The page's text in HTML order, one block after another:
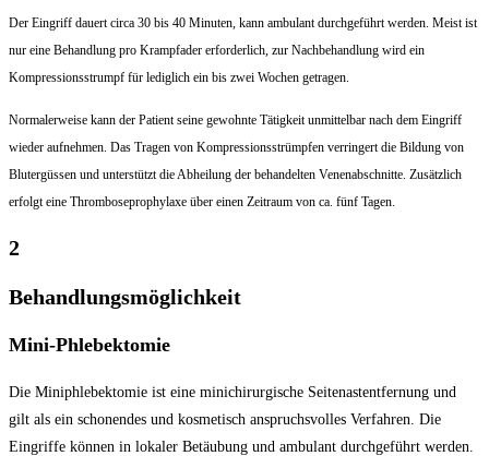
Der Eingriff dauert circa 30 bis 40 Minuten, kann ambulant durchgeführt werden. Meist ist
nur eine Behandlung pro Krampfader erforderlich, zur Nachbehandlung wird ein
Kompressionsstrumpf für lediglich ein bis zwei Wochen getragen.
Normalerweise kann der Patient seine gewohnte Tätigkeit unmittelbar nach dem Eingriff
wieder aufnehmen. Das Tragen von Kompressionsstrümpfen verringert die Bildung von
Blutergüssen und unterstützt die Abheilung der behandelten Venenabschnitte. Zusätzlich
erfolgt eine Thromboseprophylaxe über einen Zeitraum von ca. fünf Tagen.
2
Behandlungsmöglichkeit
Mini-Phlebektomie
Die Miniphlebektomie ist eine minichirurgische Seitenastentfernung und
gilt als ein schonendes und kosmetisch anspruchsvolles Verfahren. Die
Eingriffe können in lokaler Betäubung und ambulant durchgeführt werden.